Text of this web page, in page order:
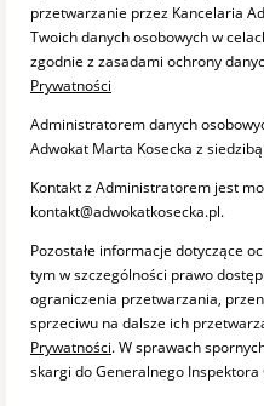
przetwarzanie przez Kancelaria
Twoich danych osobowych w
zgodnie z zasadami ochrony
Prywatności
Administratorem danych
Adwokat Marta Kosecka z
Kontakt z Administratorem jest
kontakt@adwokatkosecka.pl.
Pozostałe informacje dotyczące
tym w szczególności prawo
ograniczenia przetwarzania,
sprzeciwu na dalsze ich
Prywatności. W sprawach
skargi do Generalnego